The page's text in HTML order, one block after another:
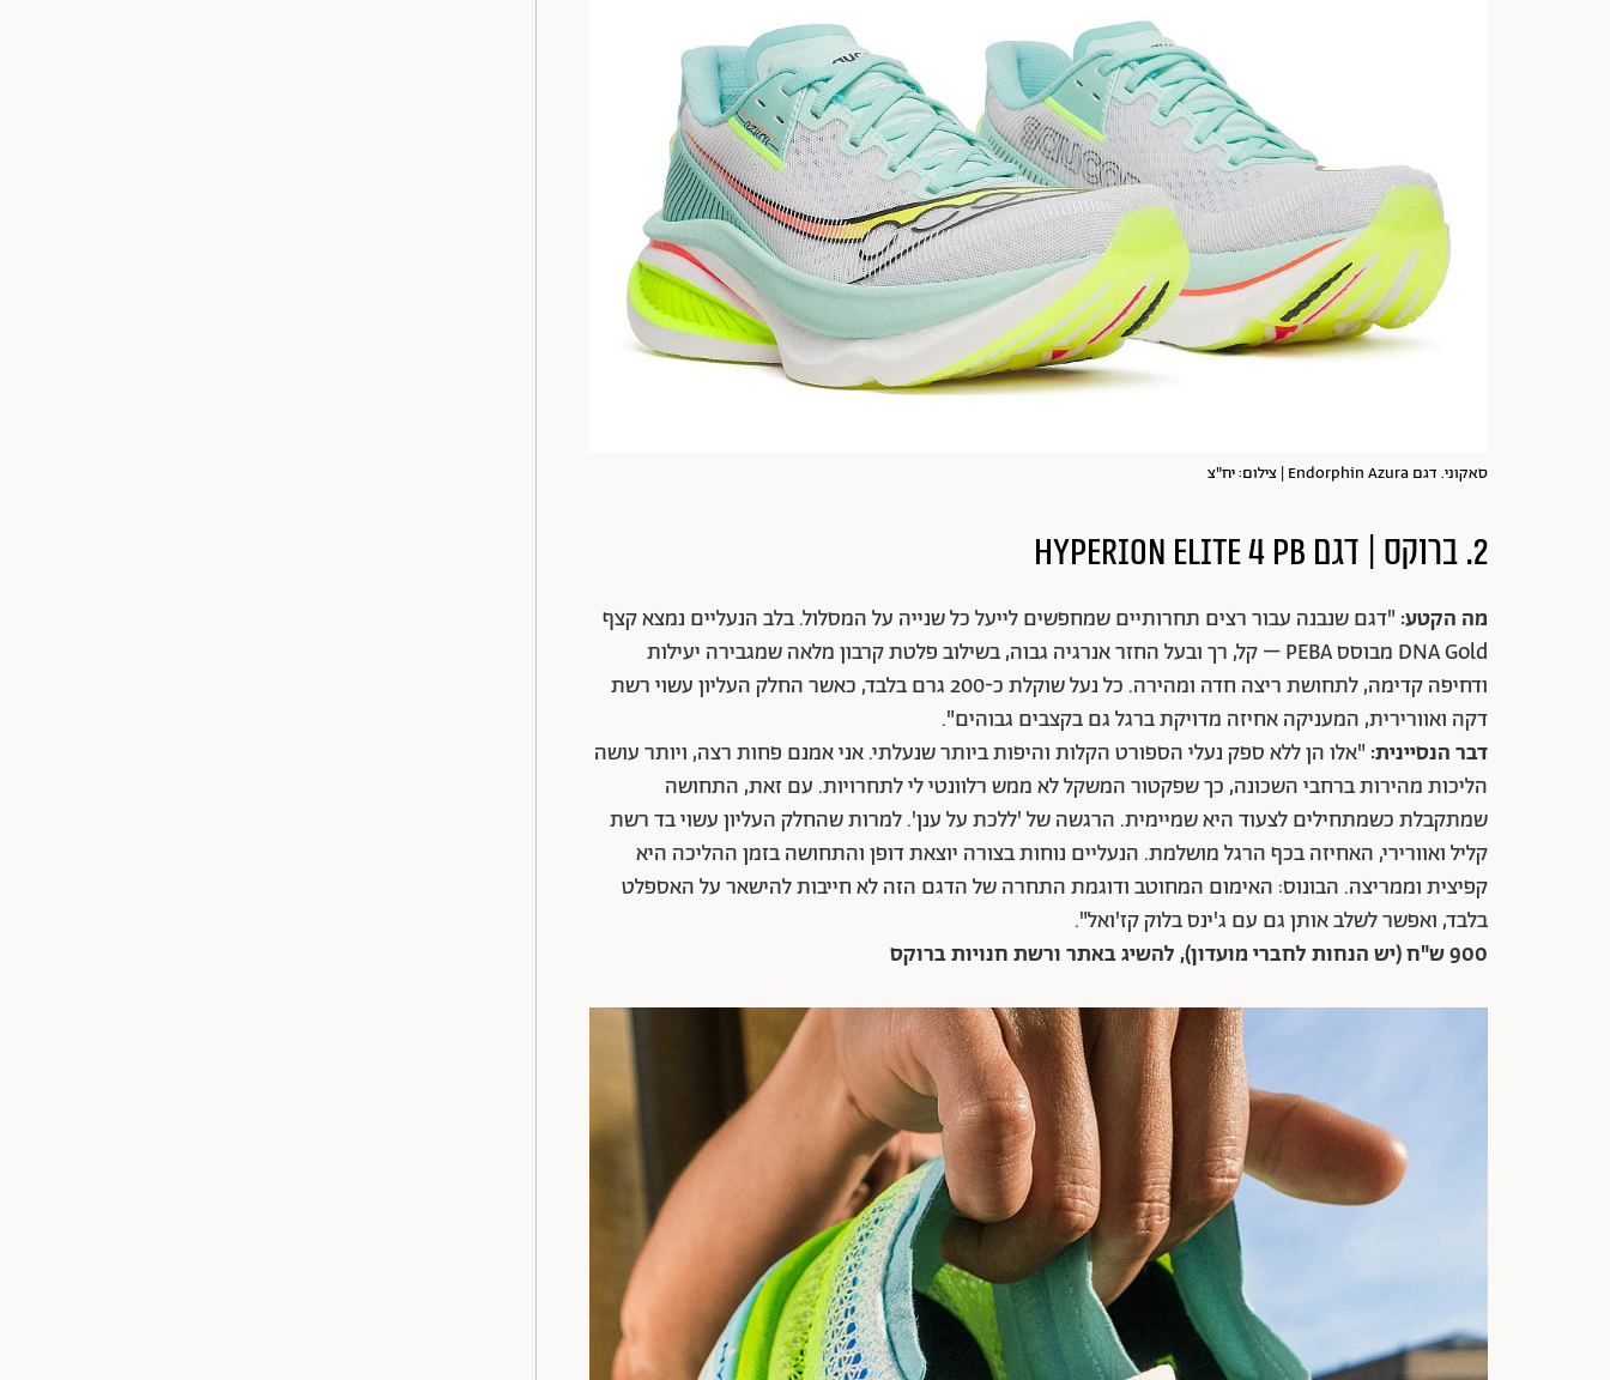
סאקוני. דגם Endorphin Azura | צילום: יח"צ
2. ברוקס | דגם Hyperion Elite 4 PB
מה הקטע: "דגם שנבנה עבור רצים תחרותיים שמחפשים לייעל כל שנייה על המסלול. בלב הנעליים נמצא קצף
DNA Gold מבוסס PEBA – קל, רך ובעל החזר אנרגיה גבוה, בשילוב פלטת קרבון מלאה שמגבירה יעילות
ודחיפה קדימה, לתחושת ריצה חדה ומהירה. כל נעל שוקלת כ-200 גרם בלבד, כאשר החלק העליון עשוי רשת
דקה ואוורירית, המעניקה אחיזה מדויקת ברגל גם בקצבים גבוהים".
דבר הנסיינית: "אלו הן ללא ספק נעלי הספורט הקלות והיפות ביותר שנעלתי. אני אמנם פחות רצה, ויותר עושה
הליכות מהירות ברחבי השכונה, כך שפקטור המשקל לא ממש רלוונטי לי לתחרויות. עם זאת, התחושה
שמתקבלת כשמתחילים לצעוד היא שמיימית. הרגשה של 'ללכת על ענן'. למרות שהחלק העליון עשוי בד רשת
קליל ואוורירי, האחיזה בכף הרגל מושלמת. הנעליים נוחות בצורה יוצאת דופן והתחושה בזמן ההליכה היא
קפיצית וממריצה. הבונוס: האימום המחוטב ודוגמת התחרה של הדגם הזה לא חייבות להישאר על האספלט
בלבד, ואפשר לשלב אותן גם עם ג'ינס בלוק קז'ואל".
900 ש"ח (יש הנחות לחברי מועדון), להשיג באתר ורשת חנויות ברוקס